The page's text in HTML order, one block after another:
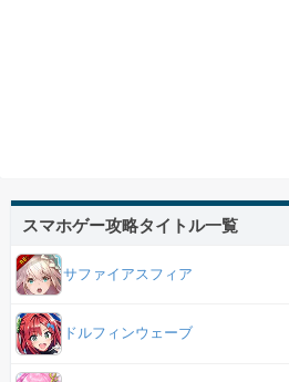
スマホゲー攻略タイトル一覧
サファイアスフィア
ドルフィンウェーブ